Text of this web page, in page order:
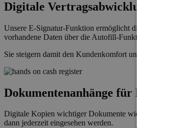
Digitale Vertragsabwicklung
Unsere E-Signatur-Funktion ermöglicht die
vorhandene Daten über die Autofill-Funktion
Sie steigern damit den Kundenkomfort und
Dokumentenanhänge für POS-
Digitale Kopien wichtiger Dokumente wie Verträge
dann jederzeit eingesehen werden.